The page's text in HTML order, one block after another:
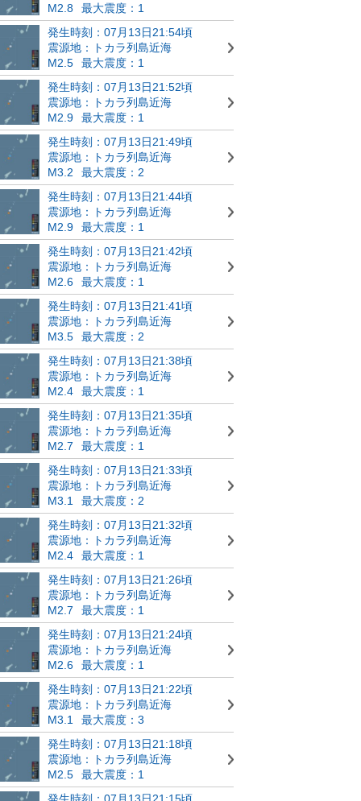
M2.8
最大震度：1
発生時刻：07月13日21:54頃
震源地：トカラ列島近海
M2.5
最大震度：1
発生時刻：07月13日21:52頃
震源地：トカラ列島近海
M2.9
最大震度：1
発生時刻：07月13日21:49頃
震源地：トカラ列島近海
M3.2
最大震度：2
発生時刻：07月13日21:44頃
震源地：トカラ列島近海
M2.9
最大震度：1
発生時刻：07月13日21:42頃
震源地：トカラ列島近海
M2.6
最大震度：1
発生時刻：07月13日21:41頃
震源地：トカラ列島近海
M3.5
最大震度：2
発生時刻：07月13日21:38頃
震源地：トカラ列島近海
M2.4
最大震度：1
発生時刻：07月13日21:35頃
震源地：トカラ列島近海
M2.7
最大震度：1
発生時刻：07月13日21:33頃
震源地：トカラ列島近海
M3.1
最大震度：2
発生時刻：07月13日21:32頃
震源地：トカラ列島近海
M2.4
最大震度：1
発生時刻：07月13日21:26頃
震源地：トカラ列島近海
M2.7
最大震度：1
発生時刻：07月13日21:24頃
震源地：トカラ列島近海
M2.6
最大震度：1
発生時刻：07月13日21:22頃
震源地：トカラ列島近海
M3.1
最大震度：3
発生時刻：07月13日21:18頃
震源地：トカラ列島近海
M2.5
最大震度：1
発生時刻：07月13日21:15頃